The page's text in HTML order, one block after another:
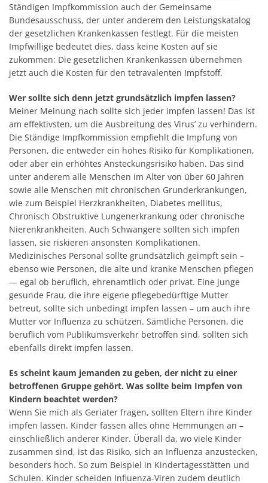
Ständigen Impfkommission auch der Gemeinsame
Bundesausschuss, der unter anderem den Leistungskatalog
der gesetzlichen Krankenkassen festlegt. Für die meisten
Impfwillige bedeutet dies, dass keine Kosten auf sie
zukommen: Die gesetzlichen Krankenkassen übernehmen
jetzt auch die Kosten für den tetravalenten Impfstoff.
Wer sollte sich denn jetzt grundsätzlich impfen lassen?
Meiner Meinung nach sollte sich jeder impfen lassen! Das ist
am effektivsten, um die Ausbreitung des Virus’ zu verhindern.
Die Ständige Impfkommission empfiehlt die Impfung von
Personen, die entweder ein hohes Risiko für Komplikationen,
oder aber ein erhöhtes Ansteckungsrisiko haben. Das sind
unter anderem alle Menschen im Alter von über 60 Jahren
sowie alle Menschen mit chronischen Grunderkrankungen,
wie zum Beispiel Herzkrankheiten, Diabetes mellitus,
Chronisch Obstruktive Lungenerkrankung oder chronische
Nierenkrankheiten. Auch Schwangere sollten sich impfen
lassen, sie riskieren ansonsten Komplikationen.
Medizinisches Personal sollte grundsätzlich geimpft sein –
ebenso wie Personen, die alte und kranke Menschen pflegen
— egal ob beruflich, ehrenamtlich oder privat. Eine junge
gesunde Frau, die ihre eigene pflegebedürftige Mutter
betreut, sollte sich unbedingt impfen lassen – um auch ihre
Mutter vor Influenza zu schützen. Sämtliche Personen, die
beruflich vom Publikumsverkehr betroffen sind, sollten sich
ebenfalls direkt impfen lassen.
Es scheint kaum jemanden zu geben, der nicht zu einer
betroffenen Gruppe gehört. Was sollte beim Impfen von
Kindern beachtet werden?
Wenn Sie mich als Geriater fragen, sollten Eltern ihre Kinder
impfen lassen. Kinder fassen alles ohne Hemmungen an –
einschließlich anderer Kinder. Überall da, wo viele Kinder
zusammen sind, ist das Risiko, sich an Influenza anzustecken,
besonders hoch. So zum Beispiel in Kindertagesstätten und
Schulen. Kinder scheiden Influenza-Viren zudem deutlich